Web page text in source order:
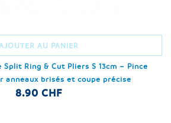
AU PANIER
Split Ring & Cut Pliers S 13cm – Pince
anneaux brisés et coupe précise
8.90 CHF